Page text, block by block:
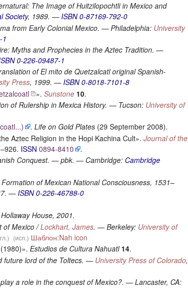
The Image of Huitzilopochtli in Mexico and
Society, 1989. —ISBN 0-87169-792-0
from Early Colonial Mexico. — Philadelphia: University
1
Myths and Prophecies in the Aztec Tradition. —
0-226-09487-1
ofEl mito de Quetzalcatloriginal Spanish-
Press, 1999. —ISBN 0-8018-7101-8
».Sunstone 10.
of Rulership in Mexica History. — Tucson: University of
.Life on Gold Plates (29 September 2008).
Aztec Religion in the Hopi Kachina Cult».Journal of the
ISSN 0894-8410
.
Conquest. — pbk. — Cambridge: Cambridge
of Mexican National Consciousness, 1531–
— ISBN 0-226-46788-0
House, 2001.
of Mexico /Lockhart, James. — Berkeley: University of
(исп.) Шаблон:Nah icon
(1980)».Estudios de Cultura Nahuatl 14.
future lord of the Toltecs. —University Press of Colorado,
a role in the conquest of Mexico?. — Lancaster, CA: